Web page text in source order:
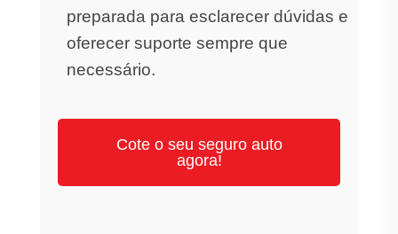
preparada para esclarecer dúvidas e
oferecer suporte sempre que
necessário.
Cote o seu seguro auto
agora!